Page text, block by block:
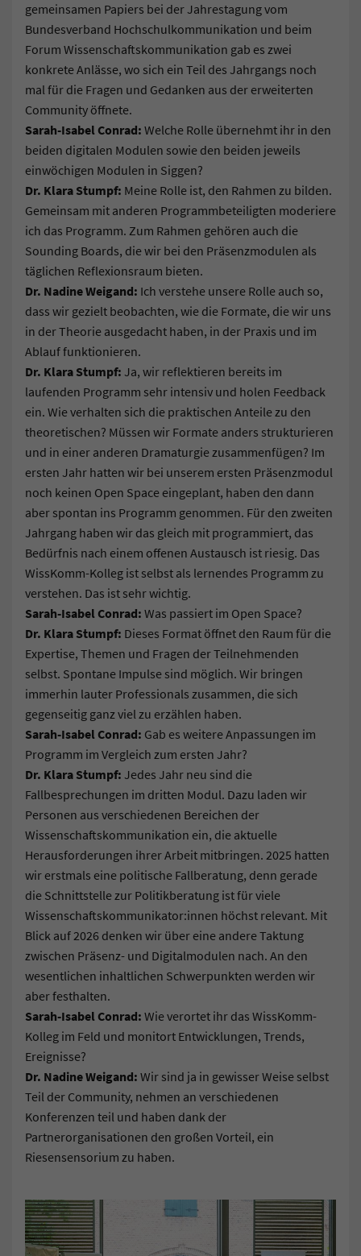
gemeinsamen Papiers bei der Jahrestagung vom
Bundesverband Hochschulkommunikation und beim
Forum Wissenschaftskommunikation gab es zwei
konkrete Anlässe, wo sich ein Teil des Jahrgangs noch
mal für die Fragen und Gedanken aus der erweiterten
Community öffnete.
Sarah-Isabel Conrad: Welche Rolle übernehmt ihr in den
beiden digitalen Modulen sowie den beiden jeweils
einwöchigen Modulen in Siggen?
Dr. Klara Stumpf: Meine Rolle ist, den Rahmen zu bilden.
Gemeinsam mit anderen Programmbeteiligten moderiere
ich das Programm. Zum Rahmen gehören auch die
Sounding Boards, die wir bei den Präsenzmodulen als
täglichen Reflexionsraum bieten.
Dr. Nadine Weigand: Ich verstehe unsere Rolle auch so,
dass wir gezielt beobachten, wie die Formate, die wir uns
in der Theorie ausgedacht haben, in der Praxis und im
Ablauf funktionieren.
Dr. Klara Stumpf: Ja, wir reflektieren bereits im
laufenden Programm sehr intensiv und holen Feedback
ein. Wie verhalten sich die praktischen Anteile zu den
theoretischen? Müssen wir Formate anders strukturieren
und in einer anderen Dramaturgie zusammenfügen? Im
ersten Jahr hatten wir bei unserem ersten Präsenzmodul
noch keinen Open Space eingeplant, haben den dann
aber spontan ins Programm genommen. Für den zweiten
Jahrgang haben wir das gleich mit programmiert, das
Bedürfnis nach einem offenen Austausch ist riesig. Das
WissKomm-Kolleg ist selbst als lernendes Programm zu
verstehen. Das ist sehr wichtig.
Sarah-Isabel Conrad: Was passiert im Open Space?
Dr. Klara Stumpf: Dieses Format öffnet den Raum für die
Expertise, Themen und Fragen der Teilnehmenden
selbst. Spontane Impulse sind möglich. Wir bringen
immerhin lauter Professionals zusammen, die sich
gegenseitig ganz viel zu erzählen haben.
Sarah-Isabel Conrad: Gab es weitere Anpassungen im
Programm im Vergleich zum ersten Jahr?
Dr. Klara Stumpf: Jedes Jahr neu sind die
Fallbesprechungen im dritten Modul. Dazu laden wir
Personen aus verschiedenen Bereichen der
Wissenschaftskommunikation ein, die aktuelle
Herausforderungen ihrer Arbeit mitbringen. 2025 hatten
wir erstmals eine politische Fallberatung, denn gerade
die Schnittstelle zur Politikberatung ist für viele
Wissenschaftskommunikator:innen höchst relevant. Mit
Blick auf 2026 denken wir über eine andere Taktung
zwischen Präsenz- und Digitalmodulen nach. An den
wesentlichen inhaltlichen Schwerpunkten werden wir
aber festhalten.
Sarah-Isabel Conrad: Wie verortet ihr das WissKomm-
Kolleg im Feld und monitort Entwicklungen, Trends,
Ereignisse?
Dr. Nadine Weigand: Wir sind ja in gewisser Weise selbst
Teil der Community, nehmen an verschiedenen
Konferenzen teil und haben dank der
Partnerorganisationen den großen Vorteil, ein
Riesensensorium zu haben.